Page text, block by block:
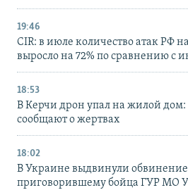
19:46
CIR: в июле количество атак РФ
выросло на 72% по сравнению с
18:53
В Керчи дрон упал на жилой дом:
сообщают о жертвах
18:02
В Украине выдвинули обвинение
приговорившему бойца ГУР МО